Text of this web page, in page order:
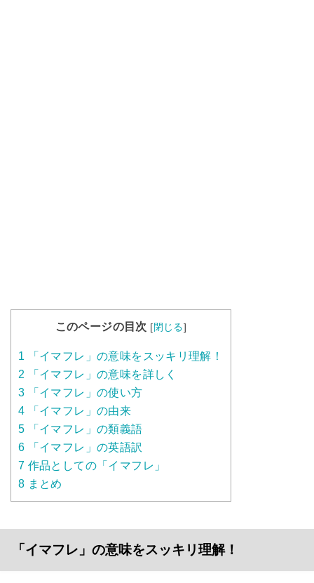
このページの目次 [閉じる]
1 「イマフレ」の意味をスッキリ理解！
2 「イマフレ」の意味を詳しく
3 「イマフレ」の使い方
4 「イマフレ」の由来
5 「イマフレ」の類義語
6 「イマフレ」の英語訳
7 作品としての「イマフレ」
8 まとめ
「イマフレ」の意味をスッキリ理解！